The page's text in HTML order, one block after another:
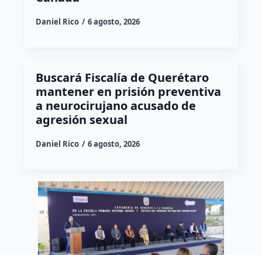
Daniel Rico 6 agosto, 2026
Buscará Fiscalía de Querétaro
mantener en prisión preventiva
a neurocirujano acusado de
agresión sexual
Daniel Rico 6 agosto, 2026